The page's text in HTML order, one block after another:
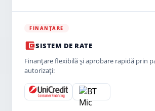
FINANȚARE
SISTEM DE RATE
Finanțare flexibilă și aprobare rapidă prin
autorizați: